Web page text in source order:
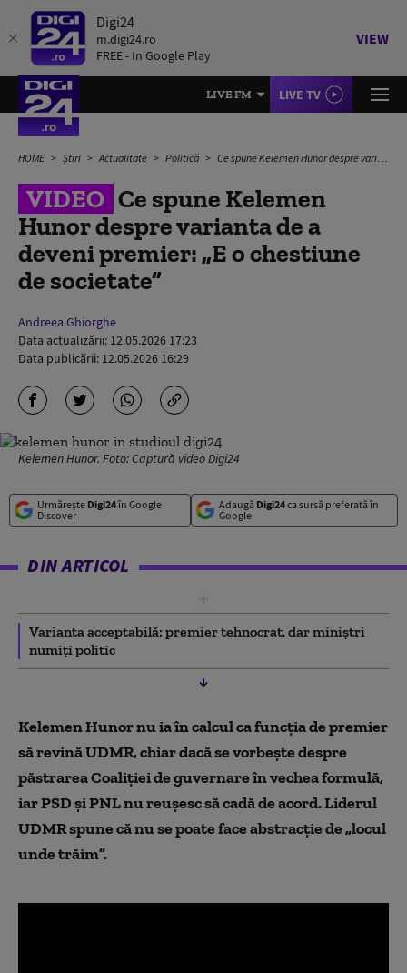
Digi24
m.digi24.ro
FREE - In Google Play
VIEW
LIVE FM LIVE TV
HOME Știri Actualitate Politică Ce spune Kelemen Hunor despre varianta de a deveni premier: „E o chestiune de societate”
VIDEO Ce spune Kelemen
Hunor despre varianta de a
deveni premier: „E o chestiune
de societate”
Andreea Ghiorghe
Data actualizării: 12.05.2026 17:23
Data publicării: 12.05.2026 16:29
Kelemen Hunor. Foto: Captură video Digi24
Urmărește Digi24în Google
Discover
Adaugă Digi24ca sursă preferată în
Google
DIN ARTICOL
Varianta acceptabilă: premier tehnocrat, dar miniștri
numiți politic
Kelemen Hunor nu ia în calcul ca funcția de premier
să revină UDMR, chiar dacă se vorbește despre
păstrarea Coaliției de guvernare în vechea formulă,
iar PSD și PNL nu reușesc să cadă de acord. Liderul
UDMR spune că nu se poate face abstracție de „locul
unde trăim”.